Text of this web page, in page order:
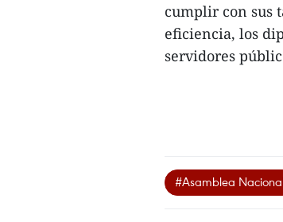
cumplir con sus
eficiencia, los
servidores
#Asamblea